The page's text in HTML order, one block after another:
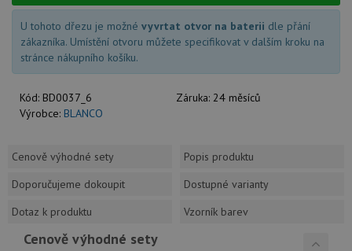
U tohoto dřezu je možné vyvrtat otvor na baterii dle přání
zákazníka. Umístění otvoru můžete specifikovat v dalším kroku na
stránce nákupního košíku.
Kód: BD0037_6 Záruka: 24 měsíců
Výrobce: BLANCO
Cenově výhodné sety
Popis produktu
Doporučujeme dokoupit
Dostupné varianty
Dotaz k produktu
Vzorník barev
Cenově výhodné sety